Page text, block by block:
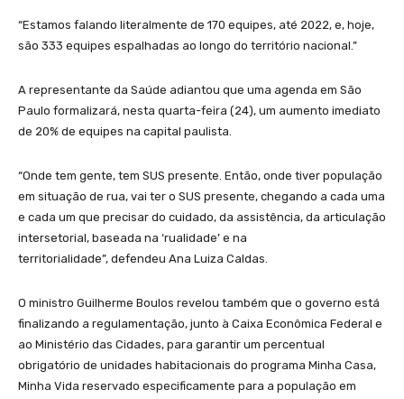
“Estamos falando literalmente de 170 equipes, até 2022, e, hoje,
são 333 equipes espalhadas ao longo do território nacional.”
A representante da Saúde adiantou que uma agenda em São
Paulo formalizará, nesta quarta-feira (24), um aumento imediato
de 20% de equipes na capital paulista.
“Onde tem gente, tem SUS presente. Então, onde tiver população
em situação de rua, vai ter o SUS presente, chegando a cada uma
e cada um que precisar do cuidado, da assistência, da articulação
intersetorial, baseada na ‘rualidade’ e na
territorialidade”, defendeu Ana Luiza Caldas.
O ministro Guilherme Boulos revelou também que o governo está
finalizando a regulamentação, junto à Caixa Econômica Federal e
ao Ministério das Cidades, para garantir um percentual
obrigatório de unidades habitacionais do programa Minha Casa,
Minha Vida reservado especificamente para a população em